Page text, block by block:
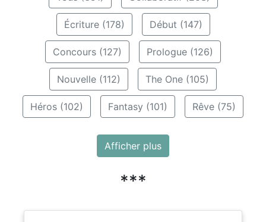
Écriture (178) Début (147)
Concours (127) Prologue (126)
Nouvelle (112) The One (105)
Héros (102) Fantasy (101) Rêve (75)
Afficher plus
***